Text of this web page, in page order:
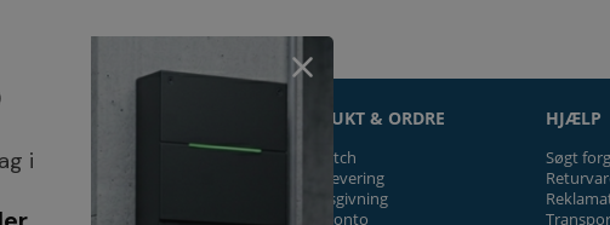
INFORMATION
Blog
Åbningstider
PRODUKT & ORDRE
Prismatch
Fragt/levering
Tilbudsgivning
Firmakonto
HJÆLP
Søgt
i